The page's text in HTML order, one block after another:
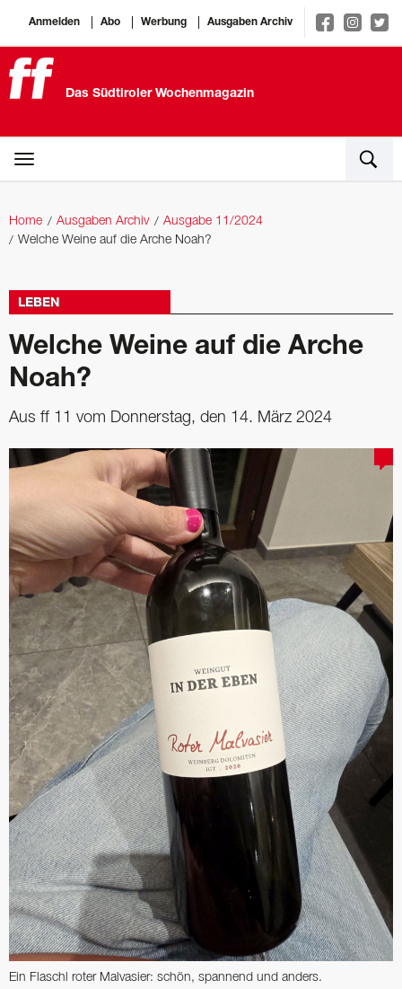
Anmelden Abo Werbung Ausgaben Archiv
Das Südtiroler Wochenmagazin
Home Ausgaben Archiv
Ausgabe 11/2024
Welche Weine auf die Arche Noah?
LEBEN
Welche Weine auf die Arche
Noah?
Aus ff 11 vom Donnerstag, den 14. März 2024
Ein Flaschl roter Malvasier: schön, spannend und anders.